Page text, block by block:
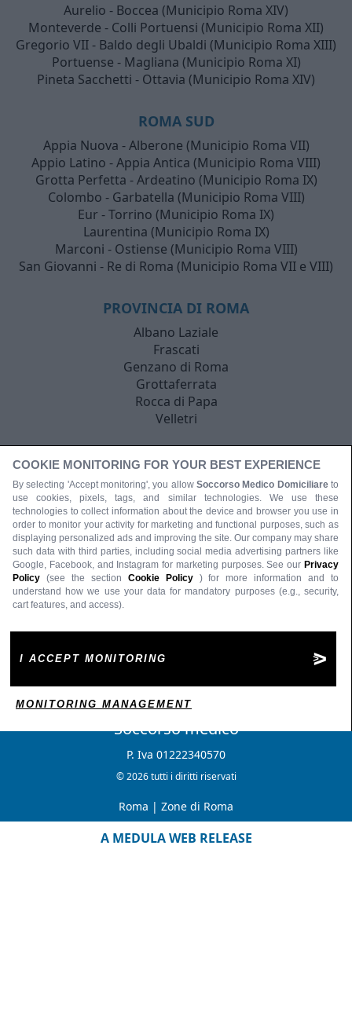
Aurelio - Boccea (Municipio Roma XIV)
Monteverde - Colli Portuensi (Municipio Roma XII)
Gregorio VII - Baldo degli Ubaldi (Municipio Roma XIII)
Portuense - Magliana (Municipio Roma XI)
Pineta Sacchetti - Ottavia (Municipio Roma XIV)
ROMA SUD
Appia Nuova - Alberone (Municipio Roma VII)
Appio Latino - Appia Antica (Municipio Roma VIII)
Grotta Perfetta - Ardeatino (Municipio Roma IX)
Colombo - Garbatella (Municipio Roma VIII)
Eur - Torrino (Municipio Roma IX)
Laurentina (Municipio Roma IX)
Marconi - Ostiense (Municipio Roma VIII)
San Giovanni - Re di Roma (Municipio Roma VII e VIII)
PROVINCIA DI ROMA
Albano Laziale
Frascati
Genzano di Roma
Grottaferrata
Rocca di Papa
Velletri
Soccorso medico
P. Iva 01222340570
© 2026 tutti i diritti riservati
Roma | Zone di Roma
A MEDULA WEB RELEASE
COOKIE MONITORING FOR YOUR BEST EXPERIENCE
By selecting 'Accept monitoring', you allow Soccorso Medico Domiciliare to
use cookies, pixels, tags, and similar technologies. We use these
technologies to collect information about the device and browser you use in
order to monitor your activity for marketing and functional purposes, such as
displaying personalized ads and improving the site. Our company may share
such data with third parties, including social media advertising partners like
Google, Facebook, and Instagram for marketing purposes. See our Privacy
Policy (see the section Cookie Policy
) for more information and to
understand how we use your data for mandatory purposes (e.g., security,
cart features, and access).
I ACCEPT MONITORING
MONITORING MANAGEMENT